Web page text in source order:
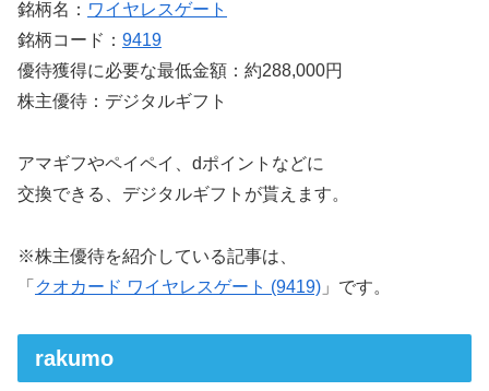
銘柄名： ワイヤレスゲート
銘柄コード： 9419
優待獲得に必要な最低金額：約288,000円
株主優待：デジタルギフト
アマギフやペイペイ、dポイントなどに
交換できる、デジタルギフトが貰えます。
※株主優待を紹介している記事は、
「 クオカード ワイヤレスゲート (9419) 」です。
rakumo